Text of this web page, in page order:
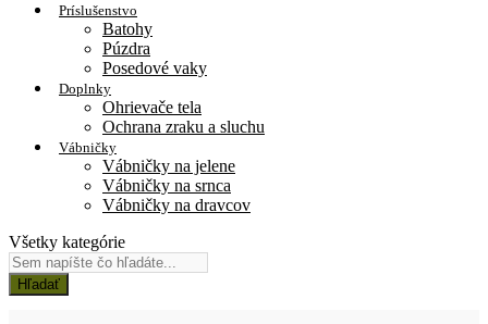
Príslušenstvo
Batohy
Púzdra
Posedové vaky
Doplnky
Ohrievače tela
Ochrana zraku a sluchu
Vábničky
Vábničky na jelene
Vábničky na srnca
Vábničky na dravcov
Všetky kategórie
Hľadať